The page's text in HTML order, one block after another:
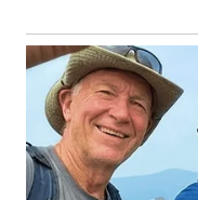
WN
LANGKAT
WN
TAPANULI
SELATAN